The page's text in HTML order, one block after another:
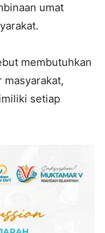
umat
membutuhkan
masyarakat,
setiap